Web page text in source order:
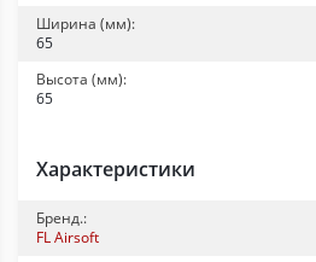
Ширина (мм):
65
Высота (мм):
65
Характеристики
Бренд.:
FL Airsoft